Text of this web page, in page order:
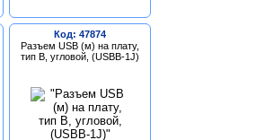
Код: 47874
Разъем USB (м) на плату,
тип В, угловой, (USBB-1J)